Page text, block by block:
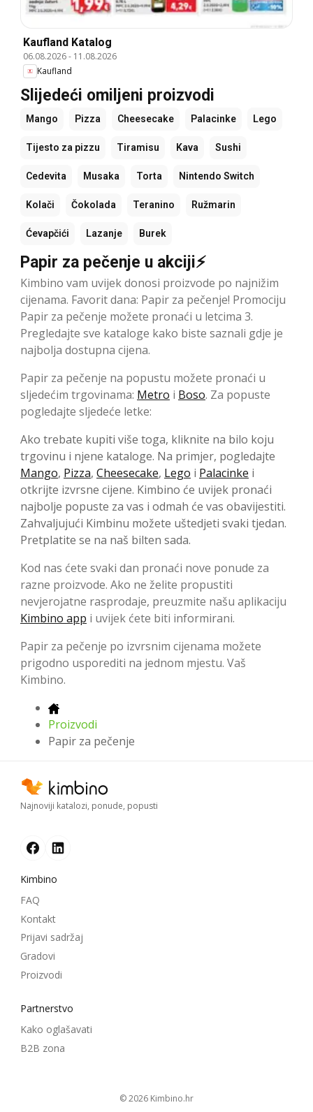
Kaufland Katalog
06.08.2026- 11.08.2026
Kaufland
Slijedeći omiljeni proizvodi
Mango Pizza Cheesecake Palacinke Lego
Tijesto za pizzu Tiramisu Kava Sushi
Cedevita Musaka Torta Nintendo Switch
Kolači Čokolada Teranino Ružmarin
Ćevapčići Lazanje Burek
Papir za pečenje u akciji⚡
Kimbino vam uvijek donosi proizvode po najnižim
cijenama. Favorit dana: Papir za pečenje! Promociju
Papir za pečenje možete pronaći u letcima 3.
Pregledajte sve kataloge kako biste saznali gdje je
najbolja dostupna cijena.
Papir za pečenje na popustu možete pronaći u
sljedećim trgovinama: Metro i Boso. Za popuste
pogledajte sljedeće letke:
Ako trebate kupiti više toga, kliknite na bilo koju
trgovinu i njene kataloge. Na primjer, pogledajte
Mango, Pizza, Cheesecake, Lego i Palacinke i
otkrijte izvrsne cijene. Kimbino će uvijek pronaći
najbolje popuste za vas i odmah će vas obavijestiti.
Zahvaljujući Kimbinu možete uštedjeti svaki tjedan.
Pretplatite se na naš bilten sada.
Kod nas ćete svaki dan pronaći nove ponude za
razne proizvode. Ako ne želite propustiti
nevjerojatne rasprodaje, preuzmite našu aplikaciju
Kimbino app i uvijek ćete biti informirani.
Papir za pečenje po izvrsnim cijenama možete
prigodno usporediti na jednom mjestu. Vaš
Kimbino.
Proizvodi
Papir za pečenje
Najnoviji katalozi, ponude, popusti
Kimbino
FAQ
Kontakt
Prijavi sadržaj
Gradovi
Proizvodi
Partnerstvo
Kako oglašavati
B2B zona
© 2026
kimbino.hr